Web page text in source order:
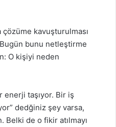
kavuşturulması
bunu netleştirme
O kişiyi neden
enerji taşıyor. Bir iş
dedğiniz şey varsa,
de o fikir atılmayı